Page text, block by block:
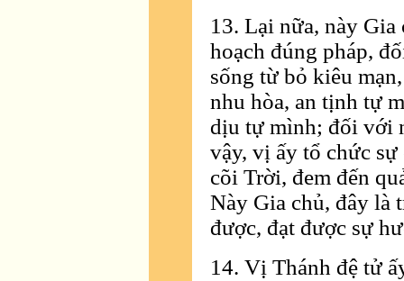
13. Lại nữa, này
hoạch đúng pháp,
sống từ bỏ kiêu
nhu hòa, an tịnh tự
dịu tự mình; đối với
vậy, vị ấy tổ chức
cõi Trời, đem đến
Này Gia chủ, đây là
được, đạt được sự
14. Vị Thánh đệ tử